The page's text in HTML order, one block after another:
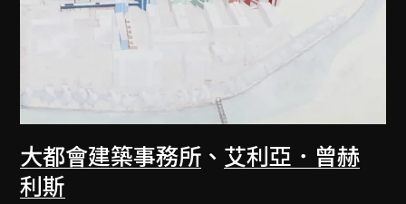
大都會建築事務所 、 艾利亞．曾赫
利斯